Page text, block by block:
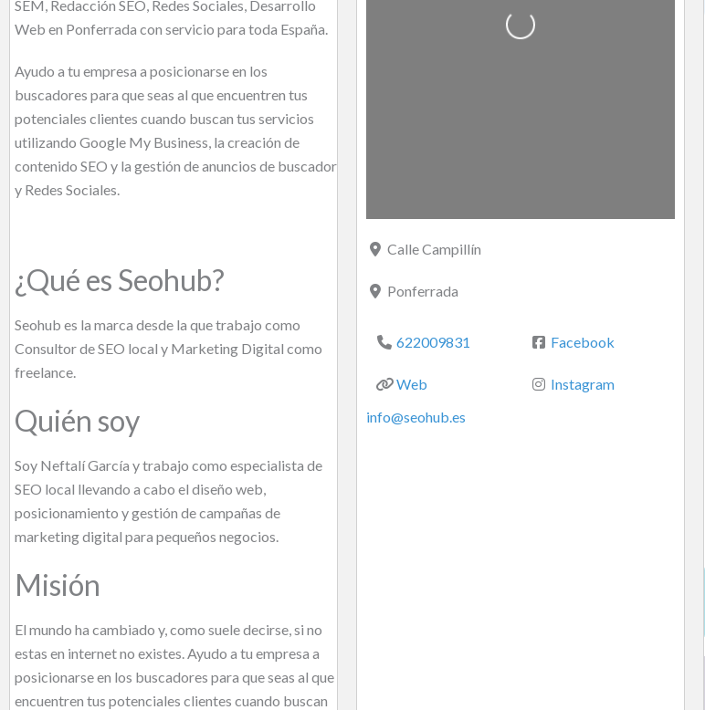
SEM, Redacción SEO, Redes Sociales, Desarrollo
Web en Ponferrada con servicio para toda España.
Ayudo a tu empresa a posicionarse en los
buscadores para que seas al que encuentren tus
potenciales clientes cuando buscan tus servicios
utilizando Google My Business, la creación de
contenido SEO y la gestión de anuncios de buscador
y Redes Sociales.
¿Qué es Seohub?
Seohub es la marca desde la que trabajo como
Consultor de SEO local y Marketing Digital como
freelance.
Quién soy
Soy Neftalí García y trabajo como especialista de
SEO local llevando a cabo el diseño web,
posicionamiento y gestión de campañas de
marketing digital para pequeños negocios.
Misión
El mundo ha cambiado y, como suele decirse, si no
estas en internet no existes. Ayudo a tu empresa a
posicionarse en los buscadores para que seas al que
encuentren tus potenciales clientes cuando buscan
Cargando…
Calle Campillín
Ponferrada
622009831
Web
Facebook
Instagram
info@seohub.es